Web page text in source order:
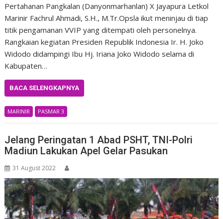
Pertahanan Pangkalan (Danyonmarhanlan) X Jayapura Letkol
Marinir Fachrul Ahmadi, S.H., M.Tr.Opsla ikut meninjau di tiap
titik pengamanan VVIP yang ditempati oleh personelnya.
Rangkaian kegiatan Presiden Republik Indonesia Ir. H. Joko
Widodo didampingi Ibu Hj. Iriana Joko Widodo selama di
Kabupaten…
BACA SELENGKAPNYA
MARINIR PASMAR 3
Jelang Peringatan 1 Abad PSHT, TNI-Polri
Madiun Lakukan Apel Gelar Pasukan
31 August 2022